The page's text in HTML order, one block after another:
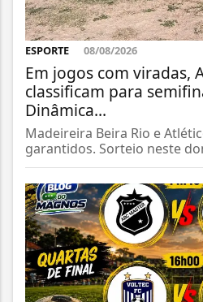
ESPORTE 08/08/2026
Em jogos com viradas,
classificam para
Dinâmica...
Madeireira Beira Rio e
garantidos. Sorteio neste